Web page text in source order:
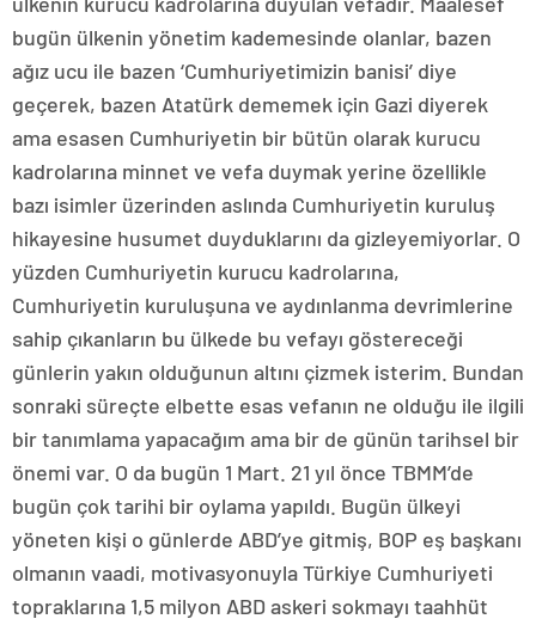
bugün ülkenin yönetim kademesinde olanlar, bazen
ağız ucu ile bazen ‘Cumhuriyetimizin banisi’ diye
geçerek, bazen Atatürk dememek için Gazi diyerek
ama esasen Cumhuriyetin bir bütün olarak kurucu
kadrolarına minnet ve vefa duymak yerine özellikle
bazı isimler üzerinden aslında Cumhuriyetin kuruluş
hikayesine husumet duyduklarını da gizleyemiyorlar. O
yüzden Cumhuriyetin kurucu kadrolarına,
Cumhuriyetin kuruluşuna ve aydınlanma devrimlerine
sahip çıkanların bu ülkede bu vefayı göstereceği
günlerin yakın olduğunun altını çizmek isterim. Bundan
sonraki süreçte elbette esas vefanın ne olduğu ile ilgili
bir tanımlama yapacağım ama bir de günün tarihsel bir
önemi var. O da bugün 1 Mart. 21 yıl önce TBMM’de
bugün çok tarihi bir oylama yapıldı. Bugün ülkeyi
yöneten kişi o günlerde ABD’ye gitmiş, BOP eş başkanı
olmanın vaadi, motivasyonuyla Türkiye Cumhuriyeti
topraklarına 1,5 milyon ABD askeri sokmayı taahhüt